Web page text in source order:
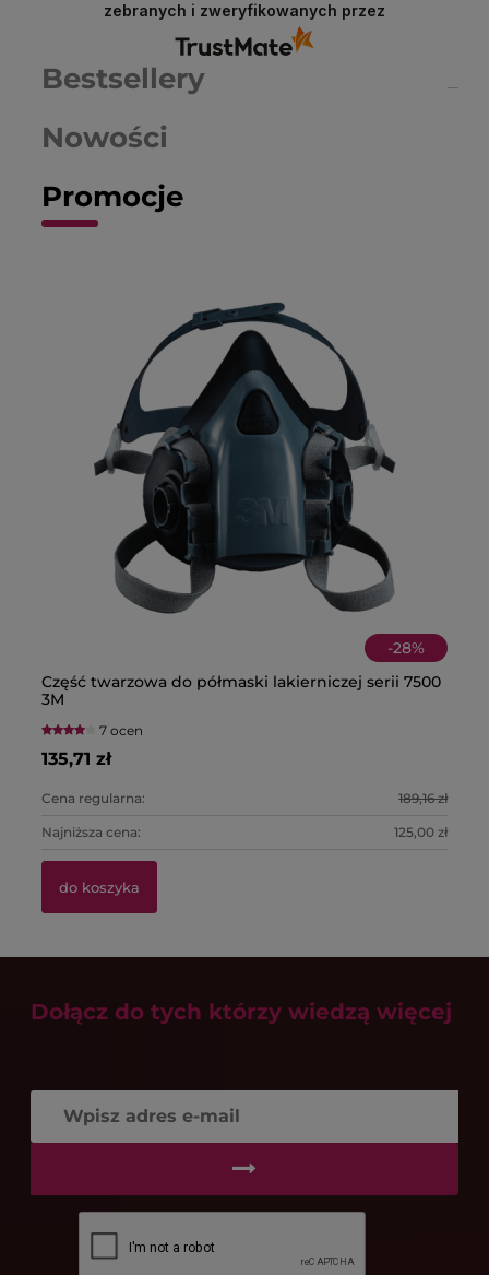
sklepu! W Chemiczna-hurtownia.pl stawiamy na
najwyższą jakość obsługi i asortymentu, dlatego
każda taka opinia jest dla nas cenna. Dzięki
Twojemu feedbackowi możemy jeszcze lepiej
dostosować nasze usługi do potrzeb naszych
zebranych i zweryfikowanych przez
Promocje
Nowości
Bestsellery
-28%
Część twarzowa do półmaski lakierniczej serii 7500
3M
7 ocen
135,71 zł
Cena regularna: 189,16 zł
Najniższa cena: 125,00 zł
do koszyka
Dołącz do tych którzy wiedzą więcej